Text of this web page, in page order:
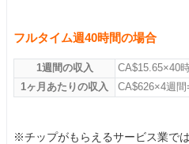
フルタイム週40時間の場合
1週間の収入
CA$15.65×40
1ヶ月あたりの収入
CA$626×4週間
※チップがもらえるサービス業で